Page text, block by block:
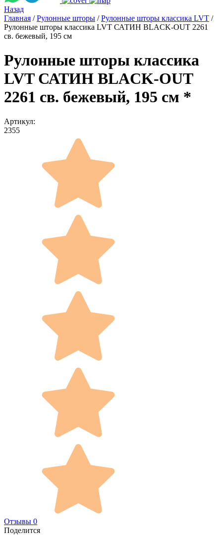
Назад
Главная / Рулонные шторы / Рулонные шторы классика LVT /
Рулонные шторы классика LVT САТИН BLACK-OUT 2261
св. бежевый, 195 см
Рулонные шторы классика
LVT САТИН BLACK-OUT
2261 св. бежевый, 195 см *
Артикул:
2355
Отзывы 0
Поделится